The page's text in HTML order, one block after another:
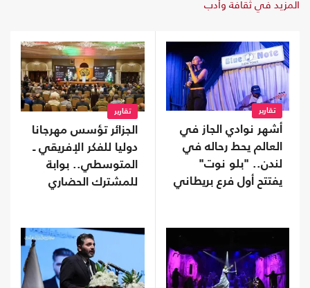
المزيد في ثقافة وأدب
تقارير
أشهر نوادي الجاز في
العالم يحط رحاله في
لندن.. "بلو نوت"
يفتتح أول فرع بريطاني
تقارير
الجزائر تؤسس مهرجانا
دوليا للفكر الإفريقي ـ
المتوسطي.. بوابة
للمشترك الحضاري